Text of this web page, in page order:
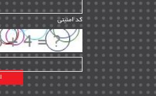
تأمین کالا | ۱۳
EPC | ۲۰
پیمانکاران بین المللی | ۸
اطلاعات انرژی کشورها | ۱۴
پروژه های خارجی | ۱۵
نقشه های نفت و گاز خارجی | ۱۰
کد امنیتی